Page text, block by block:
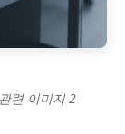
련 이미지 2